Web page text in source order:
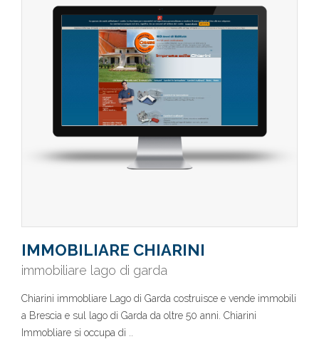
IMMOBILIARE CHIARINI
immobiliare lago di garda
Chiarini immobliare Lago di Garda costruisce e vende immobili
a Brescia e sul lago di Garda da oltre 50 anni. Chiarini
Immobliare si occupa di ..